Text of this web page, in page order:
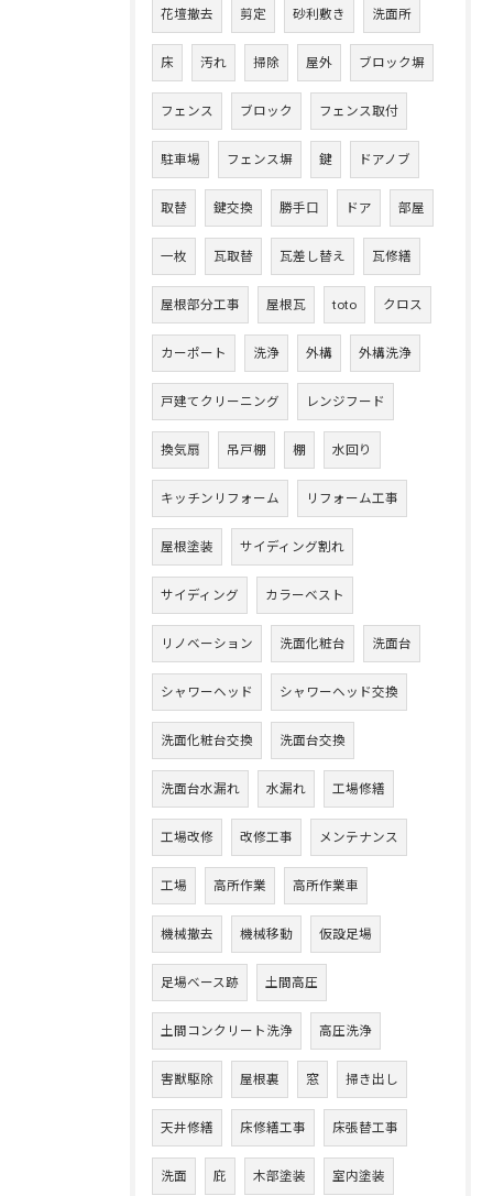
花壇撤去 剪定 砂利敷き 洗面所
床 汚れ 掃除 屋外 ブロック塀
フェンス ブロック フェンス取付
駐車場 フェンス塀 鍵 ドアノブ
取替 鍵交換 勝手口 ドア 部屋
一枚 瓦取替 瓦差し替え 瓦修繕
屋根部分工事 屋根瓦 toto クロス
カーポート 洗浄 外構 外構洗浄
戸建てクリーニング レンジフード
換気扇 吊戸棚 棚 水回り
キッチンリフォーム リフォーム工事
屋根塗装 サイディング割れ
サイディング カラーベスト
リノベーション 洗面化粧台 洗面台
シャワーヘッド シャワーヘッド交換
洗面化粧台交換 洗面台交換
洗面台水漏れ 水漏れ 工場修繕
工場改修 改修工事 メンテナンス
工場 高所作業 高所作業車
機械撤去 機械移動 仮設足場
足場ベース跡 土間高圧
土間コンクリート洗浄 高圧洗浄
害獣駆除 屋根裏 窓 掃き出し
天井修繕 床修繕工事 床張替工事
洗面 庇 木部塗装 室内塗装